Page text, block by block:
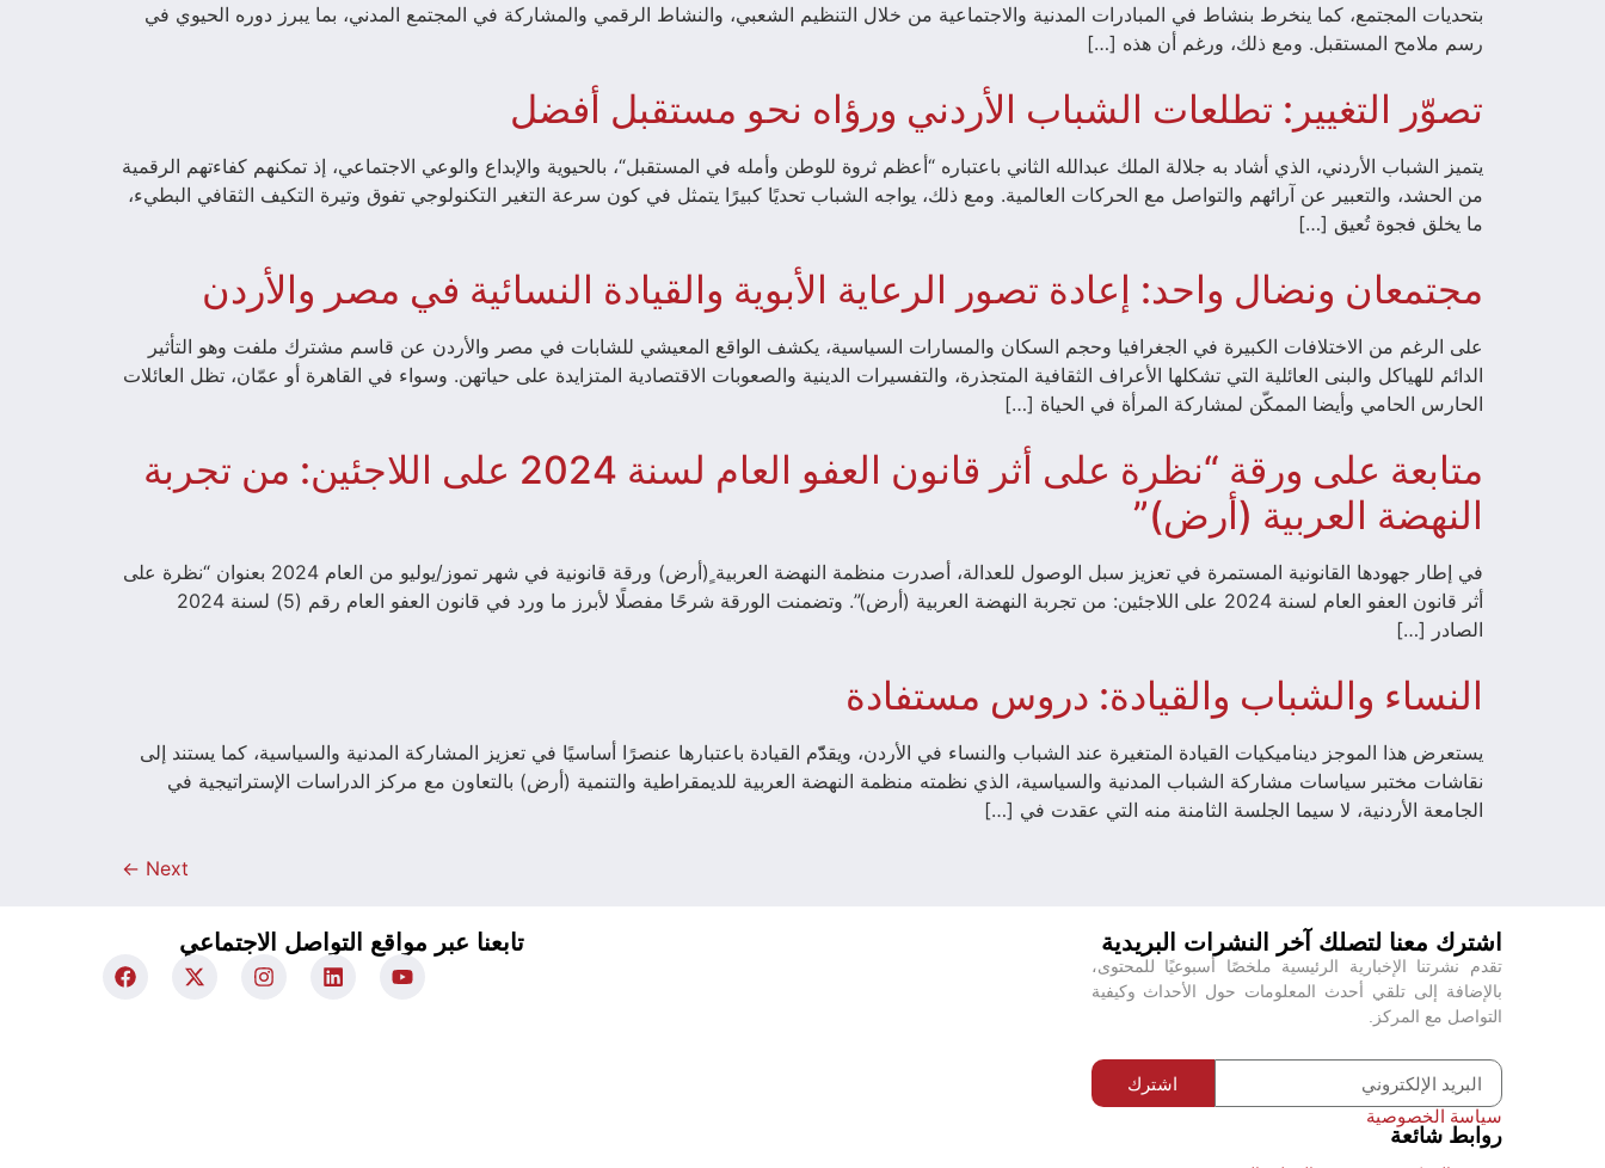
بتحديات المجتمع، كما ينخرط بنشاط في المبادرات المدنية والاجتماعية من خلال التنظيم الشعبي، والنشاط الرقمي والمشاركة في المجتمع المدني، بما يبرز دوره الحيوي في
رسم ملامح المستقبل. ومع ذلك، ورغم أن هذه […]
تصوّر التغيير: تطلعات الشباب الأردني ورؤاه نحو مستقبل أفضل
يتميز الشباب الأردني، الذي أشاد به جلالة الملك عبدالله الثاني باعتباره “أعظم ثروة للوطن وأمله في المستقبل“، بالحيوية والإبداع والوعي الاجتماعي، إذ تمكنهم كفاءتهم الرقمية
من الحشد، والتعبير عن آرائهم والتواصل مع الحركات العالمية. ومع ذلك، يواجه الشباب تحديًا كبيرًا يتمثل في كون سرعة التغير التكنولوجي تفوق وتيرة التكيف الثقافي البطيء،
ما يخلق فجوة تُعيق […]
مجتمعان ونضال واحد: إعادة تصور الرعاية الأبوية والقيادة النسائية في مصر والأردن
على الرغم من الاختلافات الكبيرة في الجغرافيا وحجم السكان والمسارات السياسية، يكشف الواقع المعيشي للشابات في مصر والأردن عن قاسم مشترك ملفت وهو التأثير
الدائم للهياكل والبنى العائلية التي تشكلها الأعراف الثقافية المتجذرة، والتفسيرات الدينية والصعوبات الاقتصادية المتزايدة على حياتهن. وسواء في القاهرة أو عمّان، تظل العائلات
الحارس الحامي وأيضا الممكّن لمشاركة المرأة في الحياة […]
متابعة على ورقة “نظرة على أثر قانون العفو العام لسنة 2024 على اللاجئين: من تجربة
النهضة العربية (أرض)”
في إطار جهودها القانونية المستمرة في تعزيز سبل الوصول للعدالة، أصدرت منظمة النهضة العربية ٍ(أرض) ورقة قانونية في شهر تموز/يوليو من العام 2024 بعنوان “نظرة على
أثر قانون العفو العام لسنة 2024 على اللاجئين: من تجربة النهضة العربية (أرض)”. وتضمنت الورقة شرحًا مفصلًا لأبرز ما ورد في قانون العفو العام رقم (5) لسنة 2024
الصادر […]
النساء والشباب والقيادة: دروس مستفادة
يستعرض هذا الموجز ديناميكيات القيادة المتغيرة عند الشباب والنساء في الأردن، ويقدّّم القيادة باعتبارها عنصرًا أساسيًا في تعزيز المشاركة المدنية والسياسية، كما يستند إلى
نقاشات مختبر سياسات مشاركة الشباب المدنية والسياسية، الذي نظمته منظمة النهضة العربية للديمقراطية والتنمية (أرض) بالتعاون مع مركز الدراسات الإستراتيجية في
الجامعة الأردنية، لا سيما الجلسة الثامنة منه التي عقدت في […]
Next
←
اشترك معنا لتصلك آخر النشرات البريدية
تقدم نشرتنا الإخبارية الرئيسية ملخصًا أسبوعيًا للمحتوى،
بالإضافة إلى تلقي أحدث المعلومات حول الأحداث وكيفية
التواصل مع المركز.
اشترك
سياسة الخصوصية
روابط شائعة
تابعنا عبر مواقع التواصل الاجتماعي